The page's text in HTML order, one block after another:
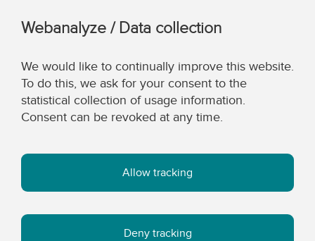
Webanalyze / Data collection
We would like to continually improve this website.
To do this, we ask for your consent to the
statistical collection of usage information.
Consent can be revoked at any time.
Allow tracking
Deny tracking